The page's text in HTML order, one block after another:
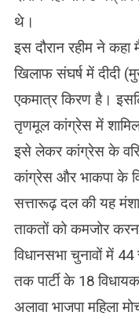
थे।
इस दौरान रहीम ने
खिलाफ संघर्ष में दीदी
एकमात्र किरण है।
तृणमूल कांग्रेस में शामिल
इसे लेकर कांग्रेस के
कांग्रेस और भाकपा के
सत्तारूढ़ दल की यह
ताकतों को कमजोर
विधानसभा चुनावों में
तक पार्टी के 18
अलावा भाजपा महिला